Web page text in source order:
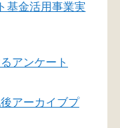
基金活用事業実
アンケート
アーカイブプ